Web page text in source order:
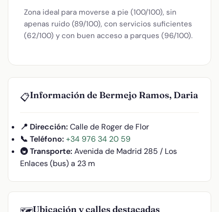
Zona ideal para moverse a pie (100/100), sin
apenas ruido (89/100), con servicios suficientes
(62/100) y con buen acceso a parques (96/100).
📋Información de Bermejo Ramos, Daria
📍 Dirección: Calle de Roger de Flor
📞 Teléfono: +34 976 34 20 59
🚇 Transporte: Avenida de Madrid 285 / Los
Enlaces (bus) a 23 m
Ubicación y calles destacadas